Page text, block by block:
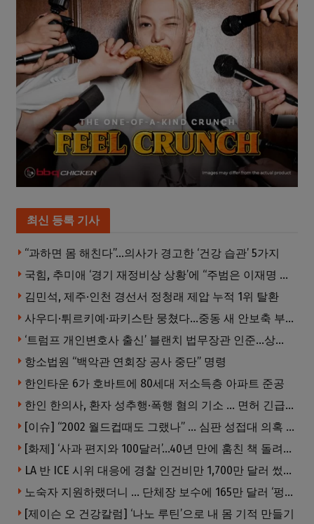
최신 등록 기사
“과하면 몸 해친다”…의사가 경고한 ‘건강 습관’ 5가지
국힘, 추미애 ‘경기 재정비상 상황’에 “주범은 이재명 전 지사”
김민석, 제주·인천 경선서 정청래 제압 누적 1위 탈환
사우디·튀르키예·파키스탄 뭉쳤다…중동 새 안보축 부상하나
‘트럼프 개인변호사 출신’ 블랜치 법무장관 인준…상원 50대49 가결
항소법원 “백악관 연회장 공사 중단” 명령
한인타운 6가 호바트에 80세대 저소득층 아파트 준공
한인 한의사, 환자 성추행·폭행 혐의 기소 … 면허 긴급정지
[이슈] “2002 월드컵때도 그랬나” … 심판 성접대 의혹 해외로 일파만파, 4강 신화까지 불똥
[화제] ‘사과 편지와 100달러’…40년 만에 훔친 책 돌려준 절도범
LA 반 ICE 시위 대응에 경찰 인건비만 1,700만 달러 썼다.
노숙자 지원하랬더니 … 단체장 보수에 165만 달러 ‘펑펑’
[제이슨 오 건강칼럼] ‘나노 루틴’으로 내 몸 기적 만들기